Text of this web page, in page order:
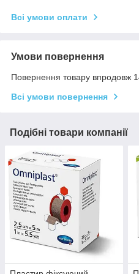
Всі умови оплати
Умови повернення
Повернення товару впродовж
Всі умови повернення
Подібні товари компанії